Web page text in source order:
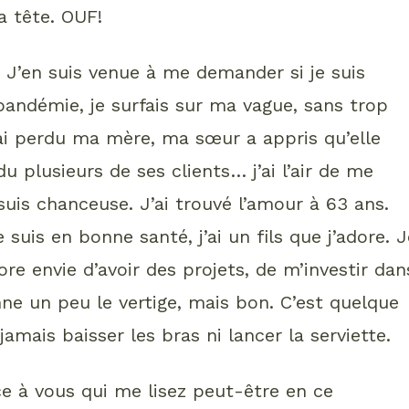
tête. OUF!
suis venue à me demander si je suis
je surfais sur ma vague, sans trop
perdu ma mère, ma sœur a appris qu’elle
plusieurs de ses clients… j’ai l’air de me
chanceuse. J’ai trouvé l’amour à 63 ans.
en bonne santé, j’ai un fils que j’adore.
envie d’avoir des projets, de m’investir
un peu le vertige, mais bon. C’est quelque
baisser les bras ni lancer la serviette.
à vous qui me lisez peut-être en ce